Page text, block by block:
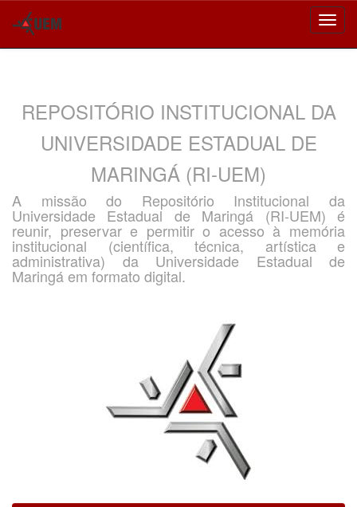
REPOSITÓRIO INSTITUCIONAL DA
UNIVERSIDADE ESTADUAL DE
MARINGÁ (RI-UEM)
A missão do Repositório Institucional da
Universidade Estadual de Maringá (RI-UEM) é
reunir, preservar e permitir o acesso à memória
institucional (científica, técnica, artística e
administrativa) da Universidade Estadual de
Maringá em formato digital.